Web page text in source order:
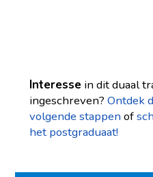
Interesse in dit duaal
ingeschreven? Ontdek
volgende stappen of
het postgraduaat!